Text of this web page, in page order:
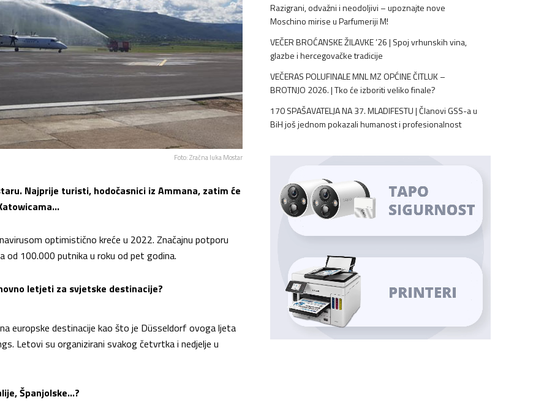
Foto: Zračna luka Mostar
Najprije turisti, hodočasnici iz Ammana, zatim će
optimistično kreće u 2022. Značajnu potporu
od 100.000 putnika u roku od pet godina.
letjeti za svjetske destinacije?
europske destinacije kao što je Düsseldorf ovoga ljeta
Letovi su organizirani svakog četvrtka i nedjelje u
Španjolske…?
Razigrani, odvažni i neodoljivi – upoznajte nove
Moschino mirise u Parfumeriji M!
VEČER BROĆANSKE ŽILAVKE ’26 | Spoj vrhunskih vina,
glazbe i hercegovačke tradicije
VEČERAS POLUFINALE MNL MZ OPĆINE ČITLUK –
BROTNJO 2026. | Tko će izboriti veliko finale?
170 SPAŠAVATELJA NA 37. MLADIFESTU | Članovi GSS-a u
BiH još jednom pokazali humanost i profesionalnost